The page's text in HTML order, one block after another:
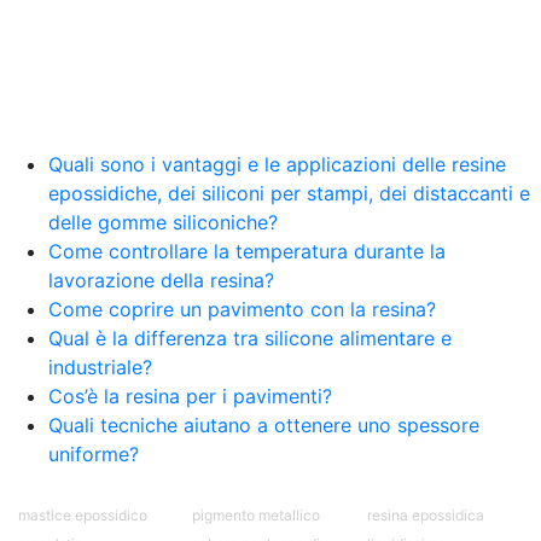
bicomponente plastica Bicomponente
trasparente Pasta bicomponente per metalli
Epossidica bicomponente Bicomponente
epossidico Colle bicomponenti Epossidica
significato Epossidico significato Polietilene telo
Smalto epossidico Colla epossidica legno Colla
epossidica per plastica Collanti epossidici Colla
bicomponente per plastica Cariche per Epossidici
Cariche Epossidiche Adesivo bicomponente
epossidico Colla bicomponente epossidica
Pavimento epossidico Acquista Glitter Epossidico
Applicazioni di Epossidici Colle epossidiche
Mastice epossidico Adesivo epossidico
bicomponente Pavimento epossidico pro e
Quali sono i vantaggi e le applicazioni delle resine
epossidiche, dei siliconi per stampi, dei distaccanti e
delle gomme siliconiche?
Come controllare la temperatura durante la
lavorazione della resina?
Come coprire un pavimento con la resina?
Qual è la differenza tra silicone alimentare e
industriale?
Cos’è la resina per i pavimenti?
Quali tecniche aiutano a ottenere uno spessore
uniforme?
mastice epossidico
pigmento metallico
resina epossidica